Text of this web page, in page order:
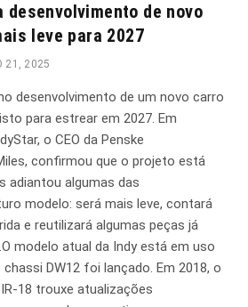
desenvolvimento de novo
leve para 2027
21, 2025
desenvolvimento de um novo carro
para estrear em 2027. Em
o CEO da Penske
confirmou que o projeto está
adiantou algumas das
modelo: será mais leve, contará
e reutilizará algumas peças já
modelo atual da Indy está em uso
DW12 foi lançado. Em 2018, o
18 trouxe atualizações